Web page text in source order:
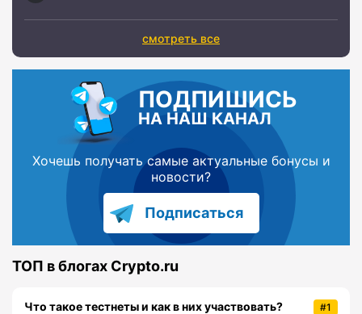
смотреть все
ПОДПИШИСЬ
НА НАШ КАНАЛ
Хочешь получать самые актуальные бонусы и
новости?
Подписаться
ТОП в блогах Crypto.ru
#1
Что такое тестнеты и как в них участвовать?